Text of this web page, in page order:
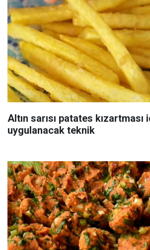
Altın sarısı patates kızartması
uygulanacak teknik